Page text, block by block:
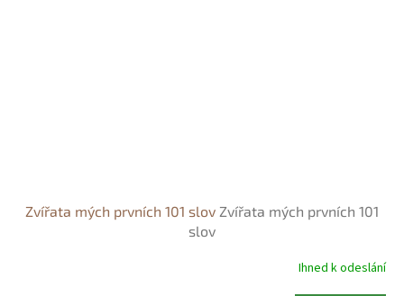
Zvířata mých prvních 101 slov Zvířata mých prvních 101
slov
Ihned k odeslání